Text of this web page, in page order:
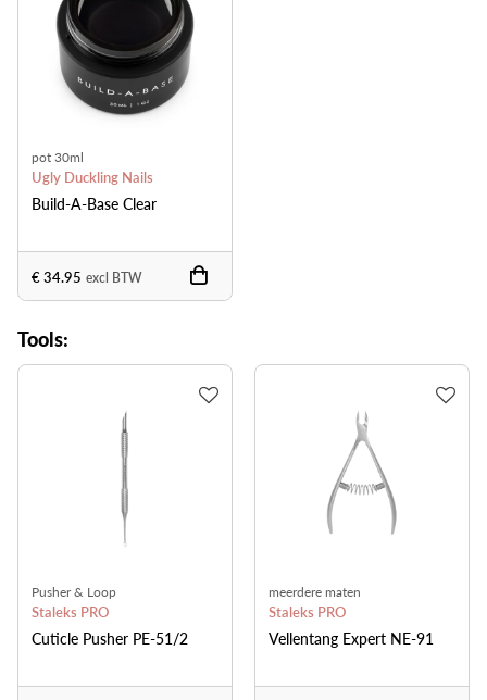
pot 30ml
Ugly Duckling Nails
Build-A-Base Clear
€ 34.95 excl BTW
Tools:
Pusher & Loop
Staleks PRO
Cuticle Pusher PE-51/2
meerdere maten
Staleks PRO
Vellentang Expert NE-91